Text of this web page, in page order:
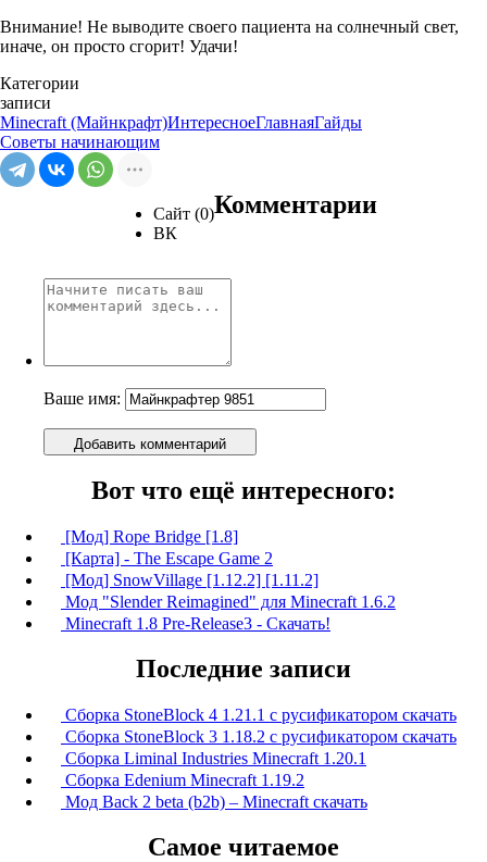
Внимание! Не выводите своего пациента на солнечный свет,
иначе, он просто сгорит! Удачи!
Категории
записи
Minecraft (Майнкрафт)ИнтересноеГлавнаяГайды
Советы начинающим
Сайт (0)
ВК
Комментарии
Ваше имя:
Добавить комментарий
Вот что ещё интересного:
[Мод] Rope Bridge [1.8]
[Карта] - The Escape Game 2
[Мод] SnowVillage [1.12.2] [1.11.2]
Мод "Slender Reimagined" для Minecraft 1.6.2
Minecraft 1.8 Pre-Release3 - Скачать!
Последние записи
Сборка StoneBlock 4 1.21.1 с русификатором скачать
Сборка StoneBlock 3 1.18.2 с русификатором скачать
Сборка Liminal Industries Minecraft 1.20.1
Сборка Edenium Minecraft 1.19.2
Мод Back 2 beta (b2b) – Minecraft скачать
Самое читаемое